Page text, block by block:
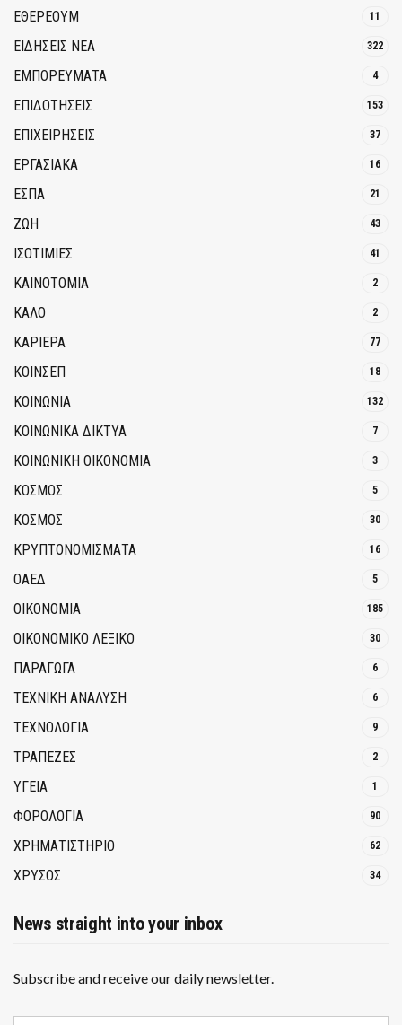
ΕΘΈΡΕΟΥΜ 11
ΕΙΔΗΣΕΙΣ ΝΕΑ 322
ΕΜΠΟΡΕΥΜΑΤΑ 4
ΕΠΙΔΟΤΗΣΕΙΣ 153
ΕΠΙΧΕΙΡΗΣΕΙΣ 37
ΕΡΓΑΣΙΑΚΑ 16
ΕΣΠΑ 21
ΖΩΗ 43
ΙΣΟΤΙΜΙΕΣ 41
ΚΑΙΝΟΤΟΜΊΑ 2
ΚΑΛΟ 2
ΚΑΡΙΕΡΑ 77
ΚΟΙΝΣΕΠ 18
ΚΟΙΝΩΝΙΑ 132
ΚΟΙΝΩΝΙΚΆ ΔΊΚΤΥΑ 7
ΚΟΙΝΩΝΙΚΉ ΟΙΚΟΝΟΜΊΑ 3
ΚΟΣΜΟΣ 5
ΚΟΣΜΟΣ 30
ΚΡΥΠΤΟΝΟΜΊΣΜΑΤΑ 16
ΟΑΕΔ 5
ΟΙΚΟΝΟΜΙΑ 185
ΟΙΚΟΝΟΜΙΚΟ ΛΕΞΙΚΟ 30
ΠΑΡΑΓΩΓΑ 6
ΤΕΧΝΙΚΗ ΑΝΑΛΥΣΗ 6
ΤΕΧΝΟΛΟΓΙΑ 9
ΤΡΆΠΕΖΕΣ 2
ΥΓΕΙΑ 1
ΦΟΡΟΛΟΓΙΑ 90
ΧΡΗΜΑΤΙΣΤΗΡΙΟ 62
ΧΡΥΣΟΣ 34
News straight into your inbox
Subscribe and receive our daily newsletter.